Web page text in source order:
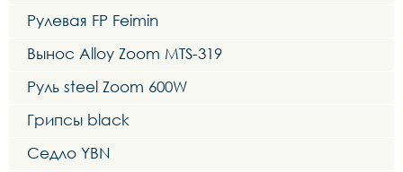
Рулевая FP Feimin
Вынос Alloy Zoom MTS-319
Руль steel Zoom 600W
Грипсы black
Седло YBN